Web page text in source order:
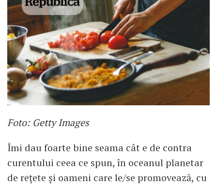
Foto: Getty Images
Îmi dau foarte bine seama cât e de contra
curentului ceea ce spun, în oceanul planetar
de rețete și oameni care le/se promovează, cu